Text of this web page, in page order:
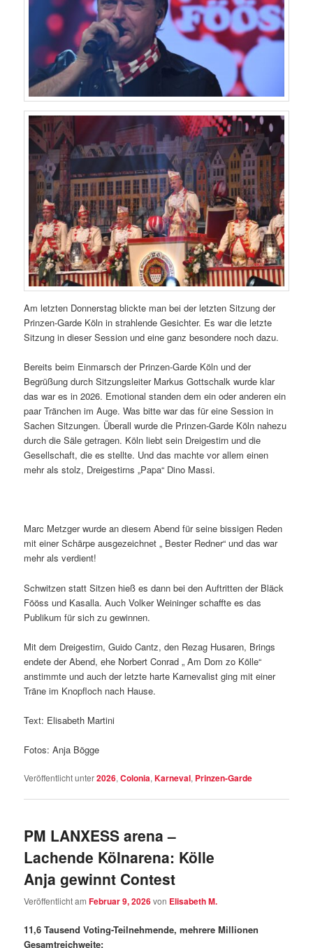
Am letzten Donnerstag blickte man bei der letzten Sitzung der
Prinzen-Garde Köln in strahlende Gesichter. Es war die letzte
Sitzung in dieser Session und eine ganz besondere noch dazu.
Bereits beim Einmarsch der Prinzen-Garde Köln und der
Begrüßung durch Sitzungsleiter Markus Gottschalk wurde klar
das war es in 2026. Emotional standen dem ein oder anderen ein
paar Tränchen im Auge. Was bitte war das für eine Session in
Sachen Sitzungen. Überall wurde die Prinzen-Garde Köln nahezu
durch die Säle getragen. Köln liebt sein Dreigestirn und die
Gesellschaft, die es stellte. Und das machte vor allem einen
mehr als stolz, Dreigestirns „Papa“ Dino Massi.
Marc Metzger wurde an diesem Abend für seine bissigen Reden
mit einer Schärpe ausgezeichnet „ Bester Redner“ und das war
mehr als verdient!
Schwitzen statt Sitzen hieß es dann bei den Auftritten der Bläck
Fööss und Kasalla. Auch Volker Weininger schaffte es das
Publikum für sich zu gewinnen.
Mit dem Dreigestirn, Guido Cantz, den Rezag Husaren, Brings
endete der Abend, ehe Norbert Conrad „ Am Dom zo Kölle“
anstimmte und auch der letzte harte Karnevalist ging mit einer
Träne im Knopfloch nach Hause.
Text: Elisabeth Martini
Fotos: Anja Bögge
Veröffentlicht unter2026,Colonia,Karneval, Prinzen-Garde
PM LANXESS arena –
Lachende Kölnarena: Kölle
Anja gewinnt Contest
Veröffentlicht amFebruar 9, 2026von Elisabeth M.
11,6 Tausend Voting-Teilnehmende, mehrere Millionen
Gesamtreichweite: